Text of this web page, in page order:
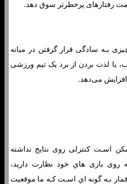
سمت رفتارهای پرخطرتر سوق دهد.
بـه سادگی قرار گرفتن در میانه
یا لذت بردن از برد یک تیم ورزشی
افزایش می‌دهد.
اسـت کنترلی روی نتایج نداشته
روی بازی هاي‌ خود نظارت دارید،
بـه گونه اي اسـت کـه ما موقعیت